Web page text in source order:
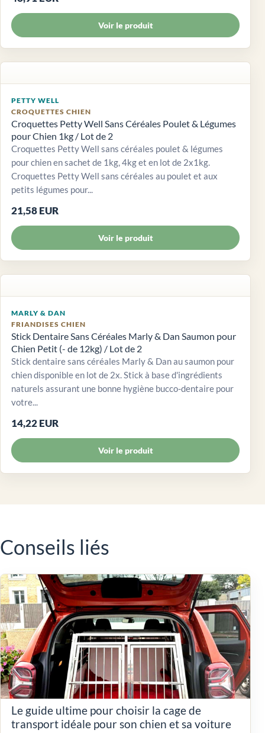
Voir le produit
PETTY WELL
CROQUETTES CHIEN
Croquettes Petty Well Sans Céréales Poulet & Légumes
pour Chien 1kg / Lot de 2
Croquettes Petty Well sans céréales poulet & légumes
pour chien en sachet de 1kg, 4kg et en lot de 2x1kg.
Croquettes Petty Well sans céréales au poulet et aux
petits légumes pour...
21,58 EUR
Voir le produit
MARLY & DAN
FRIANDISES CHIEN
Stick Dentaire Sans Céréales Marly & Dan Saumon pour
Chien Petit (- de 12kg) / Lot de 2
Stick dentaire sans céréales Marly & Dan au saumon pour
chien disponible en lot de 2x. Stick à base d'ingrédients
naturels assurant une bonne hygiène bucco-dentaire pour
votre...
14,22 EUR
Voir le produit
Conseils liés
Le guide ultime pour choisir la cage de
transport idéale pour son chien et sa voiture